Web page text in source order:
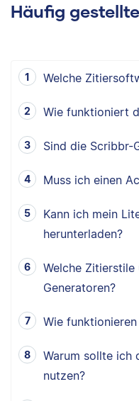
Häufig
Welche
Wie funktioniert
Sind die Scribbr-
Muss ich einen
Kann ich mein
herunterladen?
Welche
Generatoren?
Wie
Warum sollte ich
nutzen?